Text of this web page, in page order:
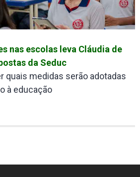
nas escolas leva Cláudia de
da Seduc
quais medidas serão adotadas
à educação